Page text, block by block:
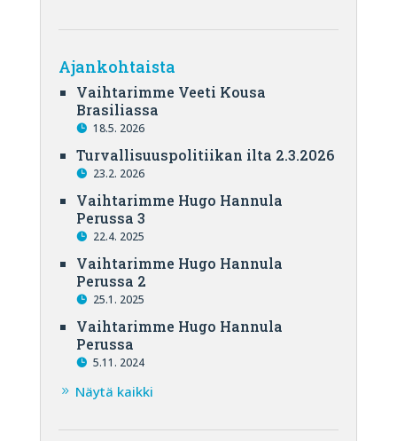
Ajankohtaista
Vaihtarimme Veeti Kousa
Brasiliassa
18.5. 2026
Turvallisuuspolitiikan ilta 2.3.2026
23.2. 2026
Vaihtarimme Hugo Hannula
Perussa 3
22.4. 2025
Vaihtarimme Hugo Hannula
Perussa 2
25.1. 2025
Vaihtarimme Hugo Hannula
Perussa
5.11. 2024
Näytä kaikki